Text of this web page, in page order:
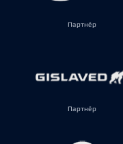
Партнёр
Партнёр